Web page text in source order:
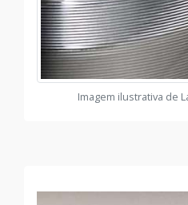
Imagem ilustrativa de